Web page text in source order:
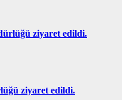
ziyaret edildi.
ziyaret edildi.